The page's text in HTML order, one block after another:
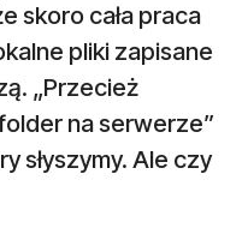
skoro cała praca
pliki zapisane
„Przecież
na serwerze”
słyszymy. Ale czy